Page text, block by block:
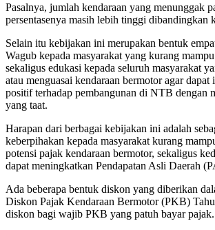
Pasalnya, jumlah kendaraan yang menunggak
persentasenya masih lebih tinggi dibandingkan
Selain itu kebijakan ini merupakan bentuk
Wagub kepada masyarakat yang kurang
sekaligus edukasi kepada seluruh masyarakat
atau menguasai kendaraan bermotor agar
positif terhadap pembangunan di NTB dengan
yang taat.
Harapan dari berbagai kebijakan ini adalah
keberpihakan kepada masyarakat kurang
potensi pajak kendaraan bermotor, sekaligus
dapat meningkatkan Pendapatan Asli Daerah
Ada beberapa bentuk diskon yang diberikan
Diskon Pajak Kendaraan Bermotor (PKB)
diskon bagi wajib PKB yang patuh bayar pajak.